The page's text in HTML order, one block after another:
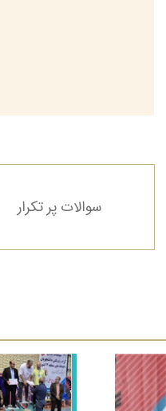
سوالات پر تکرار